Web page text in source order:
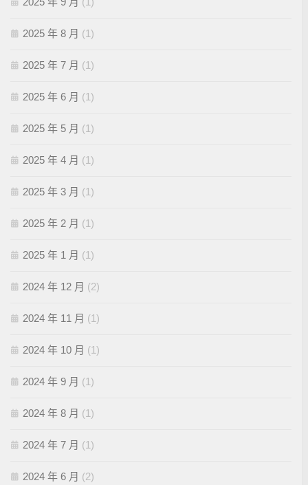
2025 年 8 月 (1)
2025 年 7 月 (1)
2025 年 6 月 (1)
2025 年 5 月 (1)
2025 年 4 月 (1)
2025 年 3 月 (1)
2025 年 2 月 (1)
2025 年 1 月 (1)
2024 年 12 月 (2)
2024 年 11 月 (1)
2024 年 10 月 (1)
2024 年 9 月 (1)
2024 年 8 月 (1)
2024 年 7 月 (1)
2024 年 6 月 (2)